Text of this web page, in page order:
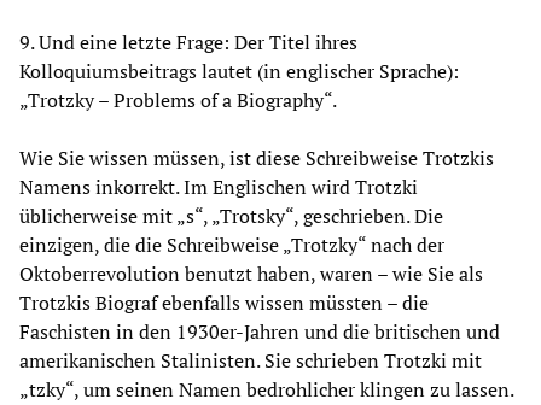
9. Und eine letzte Frage: Der Titel ihres
Kolloquiumsbeitrags lautet (in englischer Sprache):
„Trotzky – Problems of a Biography“.
Wie Sie wissen müssen, ist diese Schreibweise Trotzkis
Namens inkorrekt. Im Englischen wird Trotzki
üblicherweise mit „s“, „Trotsky“, geschrieben. Die
einzigen, die die Schreibweise „Trotzky“ nach der
Oktoberrevolution benutzt haben, waren – wie Sie als
Trotzkis Biograf ebenfalls wissen müssten – die
Faschisten in den 1930er-Jahren und die britischen und
amerikanischen Stalinisten. Sie schrieben Trotzki mit
„tzky“, um seinen Namen bedrohlicher klingen zu lassen.